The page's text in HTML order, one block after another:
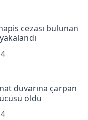
cezası bulunan
duvarına çarpan
öldü